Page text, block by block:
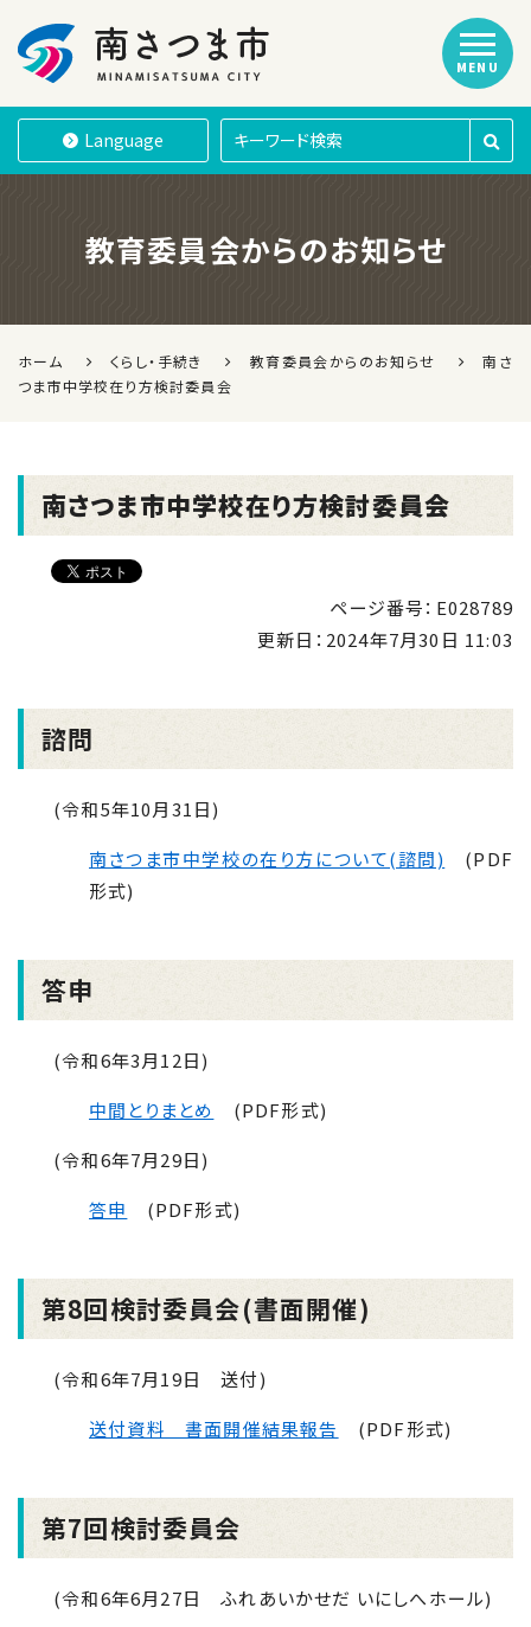
南さつま市
Language
MENU
教育委員会からのお知らせ
ホーム くらし・手続き 教育委員会からのお知らせ
南さ
つま市中学校在り方検討委員会
南さつま市中学校在り方検討委員会
ページ番号：E028789
更新日： 2024年7月30日 11:03
諮問
(令和5年10月31日)
南さつま市中学校の在り方について(諮問)
(PDF
形式)
答申
(令和6年3月12日)
中間とりまとめ
(PDF形式)
(令和6年7月29日)
答申
(PDF形式)
第8回検討委員会(書面開催)
(令和6年7月19日 送付)
送付資料 書面開催結果報告
(PDF形式)
第7回検討委員会
(令和6年6月27日 ふれあいかせだ いにしへホール)